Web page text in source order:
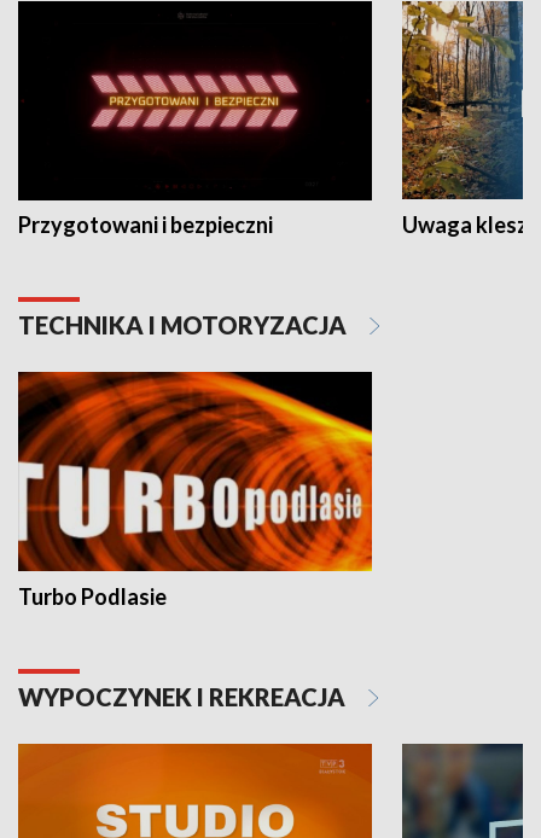
Przygotowani i bezpieczni Uwaga
TECHNIKA I MOTORYZACJA
Turbo Podlasie
WYPOCZYNEK I REKREACJA